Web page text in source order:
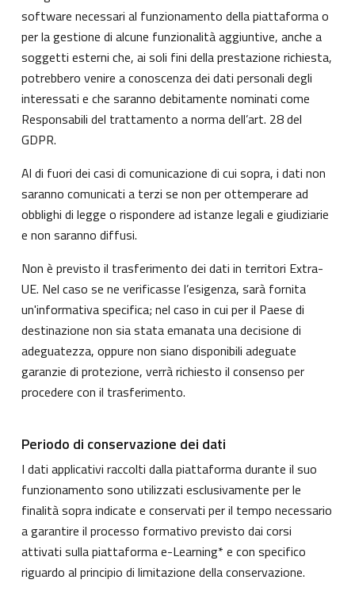
software necessari al funzionamento della piattaforma o
per la gestione di alcune funzionalità aggiuntive, anche a
soggetti esterni che, ai soli fini della prestazione richiesta,
potrebbero venire a conoscenza dei dati personali degli
interessati e che saranno debitamente nominati come
Responsabili del trattamento a norma dell’art. 28 del
GDPR.
Al di fuori dei casi di comunicazione di cui sopra, i dati non
saranno comunicati a terzi se non per ottemperare ad
obblighi di legge o rispondere ad istanze legali e giudiziarie
e non saranno diffusi.
Non è previsto il trasferimento dei dati in territori Extra-
UE. Nel caso se ne verificasse l’esigenza, sarà fornita
un'informativa specifica; nel caso in cui per il Paese di
destinazione non sia stata emanata una decisione di
adeguatezza, oppure non siano disponibili adeguate
garanzie di protezione, verrà richiesto il consenso per
procedere con il trasferimento.
Periodo di conservazione dei dati
I dati applicativi raccolti dalla piattaforma durante il suo
funzionamento sono utilizzati esclusivamente per le
finalità sopra indicate e conservati per il tempo necessario
a garantire il processo formativo previsto dai corsi
attivati sulla piattaforma e-Learning* e con specifico
riguardo al principio di limitazione della conservazione.